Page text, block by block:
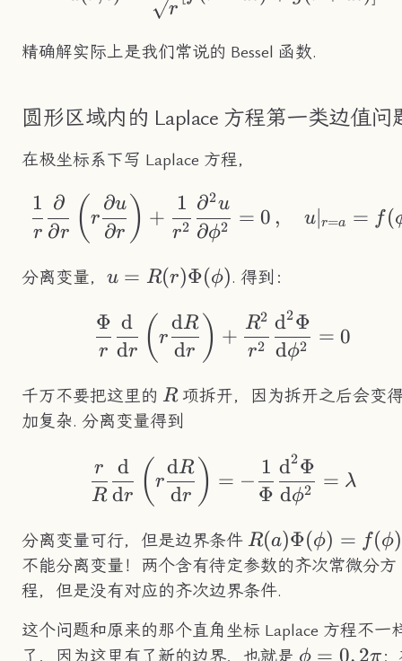
r
精确解实际上是我们常说的 Bessel 函数.
圆形区域内的 Laplace 方程第一类边值问
在极坐标系下写 Laplace 方程，
r
1
∂r
∂ ( r
∂r
∂u ) +
r2
1
∂ϕ2
∂2u
= 0 , u∣r=a = f (
分离变量， u=R(r)\Phi(\phi)
u = R(r)Φ(ϕ). 得到：
r
Φ
dr
d (r
dr
dR ) +
r2
R2
dϕ2
d2Φ
= 0
千万不要把这里的 R
R项拆开，因为拆开之后会变
加复杂. 分离变量得到
R
r
dr
d ( r
dr
dR ) = −
Φ
1
dϕ2
d2Φ
= λ
分离变量可行，但是边界条件 R(a)Φ(ϕ) = f(ϕ)
不能分离变量！两个含有待定参数的齐次常微分方
程，但是没有对应的齐次边界条件.
这个问题和原来的那个直角坐标 Laplace 方程不一
了，因为这里有了新的边界，也就是 ϕ = 0, 2π